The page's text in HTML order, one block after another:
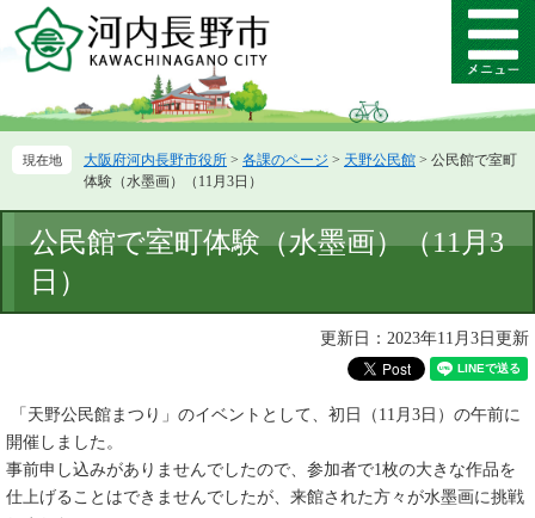
ー
先
ニ
を
て
メ
ニ
ー
大阪府河内長野市役所 > 各課のページ > 天野公民館 > 公民館で室町
体験（水墨画）（11月3日）
文
公民館で室町体験（水墨画）（11月3
日）
更新日：2023年11月3日更新
「天野公民館まつり」のイベントとして、初日（11月3日）の午前に
開催しました。
事前申し込みがありませんでしたので、参加者で1枚の大きな作品を
仕上げることはできませんでしたが、来館された方々が水墨画に挑戦